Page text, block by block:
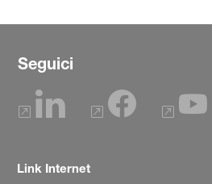
Seguici
Link Internet